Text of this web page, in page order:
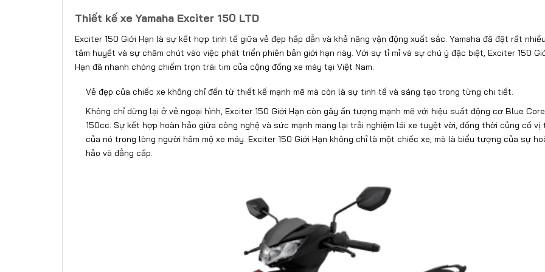
Thiết kế xe Yamaha Exciter 150 LTD
Exciter 150 Giới Hạn là sự kết hợp tinh tế giữa vẻ đẹp hấp dẫn và khả năng vận động xuất sắc. Yamaha đã đặt rất nhiều
tâm huyết và sự chăm chút vào việc phát triển phiên bản giới hạn này. Với sự tỉ mỉ và sự chú ý đặc biệt, Exciter 150
Hạn đã nhanh chóng chiếm trọn trái tim của cộng đồng xe máy tại Việt Nam.
Vẻ đẹp của chiếc xe không chỉ đến từ thiết kế mạnh mẽ mà còn là sự tinh tế và sáng tạo trong từng chi tiết.
Không chỉ dừng lại ở vẻ ngoại hình, Exciter 150 Giới Hạn còn gây ấn tượng mạnh mẽ với hiệu suất động cơ Blue Core
150cc. Sự kết hợp hoàn hảo giữa công nghệ và sức mạnh mang lại trải nghiệm lái xe tuyệt vời, đồng thời củng cố vị
của nó trong lòng người hâm mộ xe máy. Exciter 150 Giới Hạn không chỉ là một chiếc xe, mà là biểu tượng của sự
hảo và đẳng cấp.